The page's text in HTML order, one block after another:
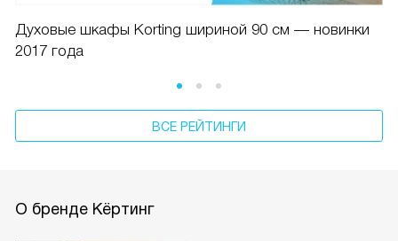
Духовые шкафы Korting шириной 90 см — новинки
2017 года
ВСЕ РЕЙТИНГИ
О бренде Кёртинг